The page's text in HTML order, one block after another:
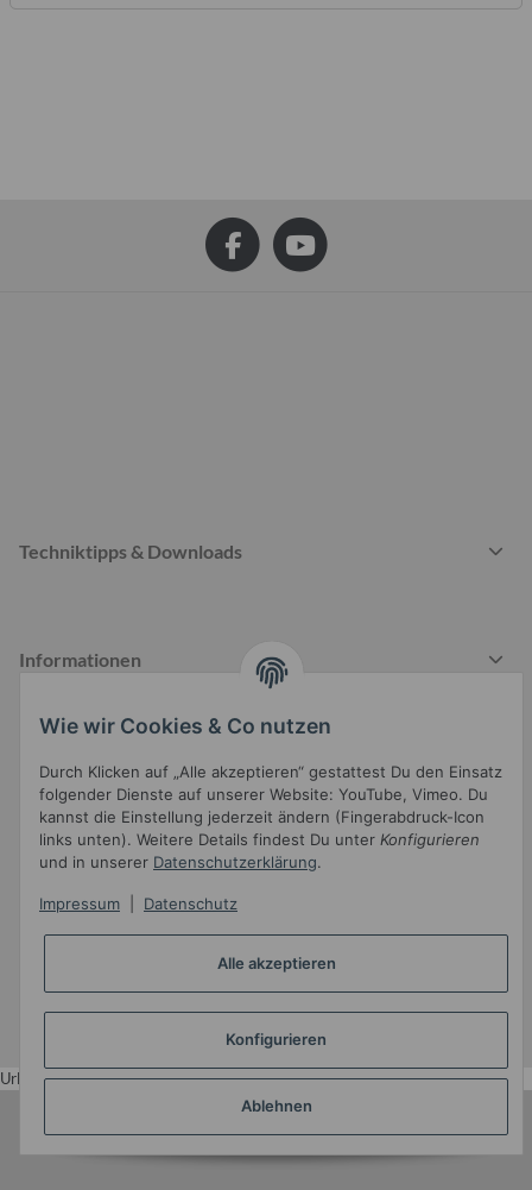
Techniktipps & Downloads
Informationen
Gesetzliche Informationen
• JTL5-Template mit
Wie wir Cookies & Co nutzen
Durch Klicken auf „Alle akzeptieren“ gestattest Du den Einsatz
folgender Dienste auf unserer Website: YouTube, Vimeo. Du
kannst die Einstellung jederzeit ändern (Fingerabdruck-Icon
links unten). Weitere Details findest Du unter Konfigurieren
und in unserer Datenschutzerklärung.
Impressum Datenschutz
Alle akzeptieren
Konfigurieren
Ablehnen
Urlaub